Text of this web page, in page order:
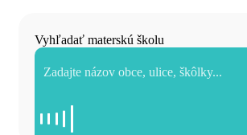
Vyhľadať materskú školu